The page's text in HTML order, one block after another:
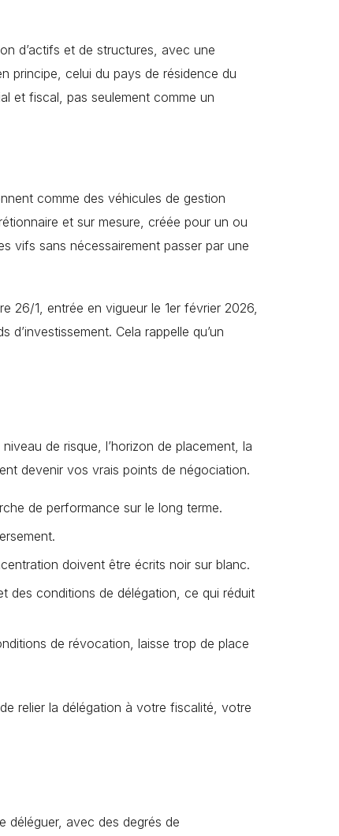
d’actifs et de structures, avec une
principe, celui du pays de résidence du
et fiscal, pas seulement comme un
comme des véhicules de gestion
et sur mesure, créée pour un ou
vifs sans nécessairement passer par une
26/1, entrée en vigueur le 1er février 2026,
Cela rappelle qu’un
de risque, l’horizon de placement, la
devenir vos vrais points de négociation.
de performance sur le long terme.
doivent être écrits noir sur blanc.
des conditions de délégation, ce qui réduit
de révocation, laisse trop de place
relier la délégation à votre fiscalité, votre
déléguer, avec des degrés de